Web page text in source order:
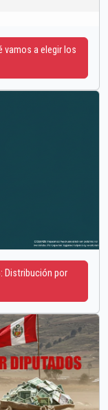
vamos a elegir los
Distribución por